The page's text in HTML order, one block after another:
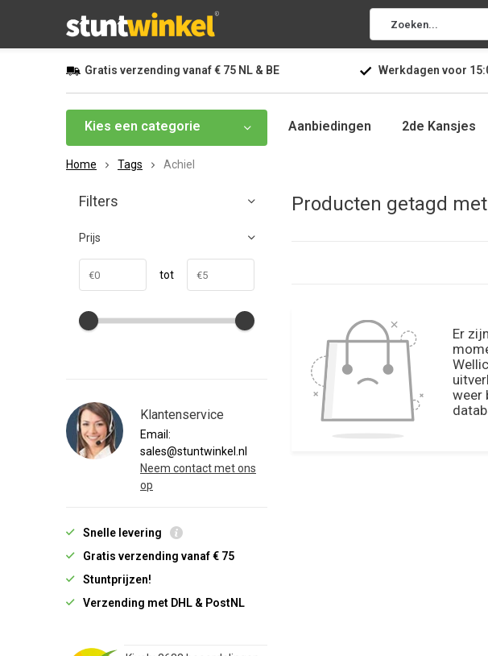
Gratis verzending vanaf€ 75 NL & BE Werkdagen voor
Kies een categorie Aanbiedingen 2de Kansjes
Home Tags Achiel
Producten getagd met
Er
weer
Filters
Prijs
tot
Klantenservice
Email:
sales@stuntwinkel.nl
Neem contact met ons
op
Snelle levering
Gratis verzending vanaf € 75
Stuntprijzen!
Verzending met DHL & PostNL